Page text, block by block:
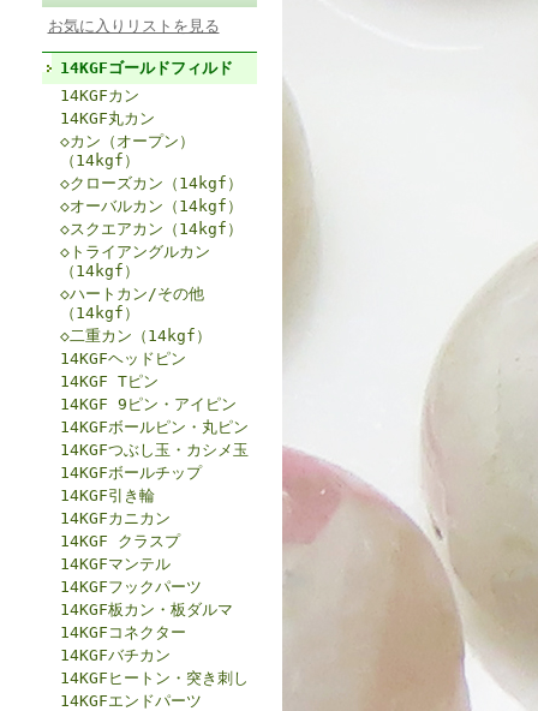
お気に入りリストを見る
14KGFゴールドフィルド
14KGFカン
14KGF丸カン
◇カン（オープン）
（14kgf）
◇クローズカン（14kgf）
◇オーバルカン（14kgf）
◇スクエアカン（14kgf）
◇トライアングルカン
（14kgf）
◇ハートカン/その他
（14kgf）
◇二重カン（14kgf）
14KGFヘッドピン
14KGF Tピン
14KGF 9ピン・アイピン
14KGFボールピン・丸ピン
14KGFつぶし玉・カシメ玉
14KGFボールチップ
14KGF引き輪
14KGFカニカン
14KGF クラスプ
14KGFマンテル
14KGFフックパーツ
14KGF板カン・板ダルマ
14KGFコネクター
14KGFバチカン
14KGFヒートン・突き刺し
14KGFエンドパーツ